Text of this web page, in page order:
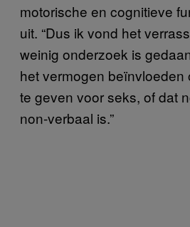
motorische en cognitieve
uit. “Dus ik vond het
weinig onderzoek is
het vermogen beïnvloeden
te geven voor seks, of dat
non-verbaal is.”